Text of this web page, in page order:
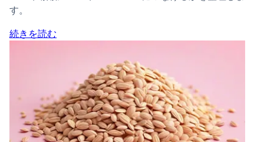
す。
続きを読む